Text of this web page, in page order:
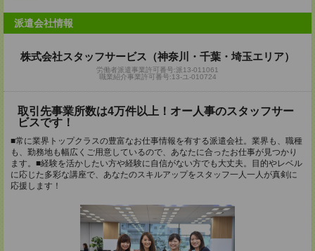
派遣会社情報
株式会社スタッフサービス（神奈川・千葉・埼玉エリア）
労働者派遣事業許可番号:派13-011061
職業紹介事業許可番号:13-ユ-010724
取引先事業所数は4万件以上！オー人事のスタッフサー
ビスです！
■常に業界トップクラスの豊富なお仕事情報を有する派遣会社。業界も、職種
も、勤務地も幅広くご用意しているので、あなたに合ったお仕事が見つかり
ます。■経験を活かしたい方や経験に自信がない方でも大丈夫。目的やレベル
に応じた多彩な講座で、あなたのスキルアップをスタッフ一人一人が真剣に
応援します！